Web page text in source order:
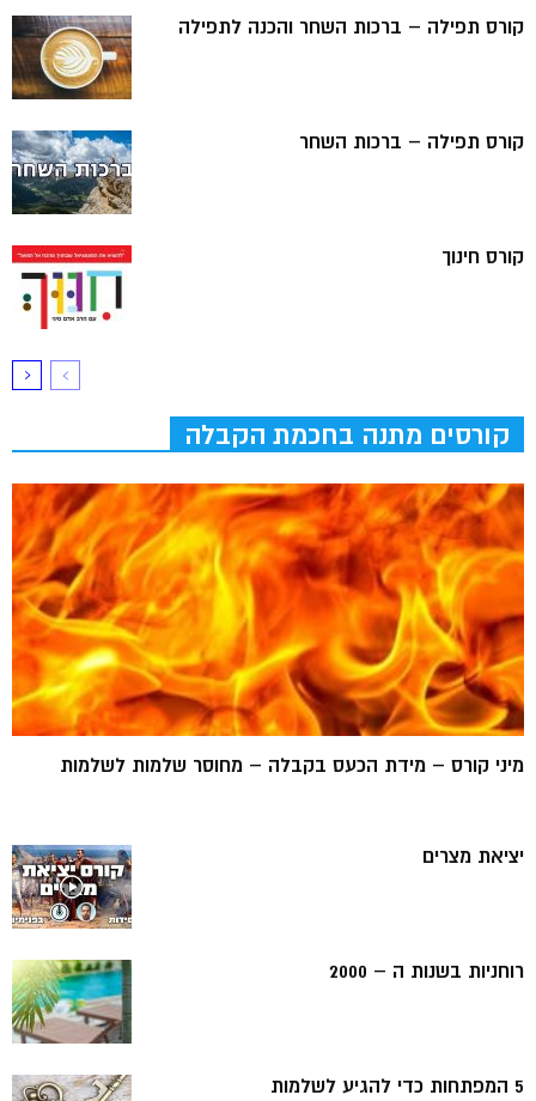
קורס תפילה – ברכות השחר והכנה לתפילה
קורס תפילה – ברכות השחר
קורס חינוך
קורסים מתנה בחכמת הקבלה
מיני קורס – מידת הכעס בקבלה – מחוסר שלמות לשלמות
יציאת מצרים
רוחניות בשנות ה – 2000
5 המפתחות כדי להגיע לשלמות